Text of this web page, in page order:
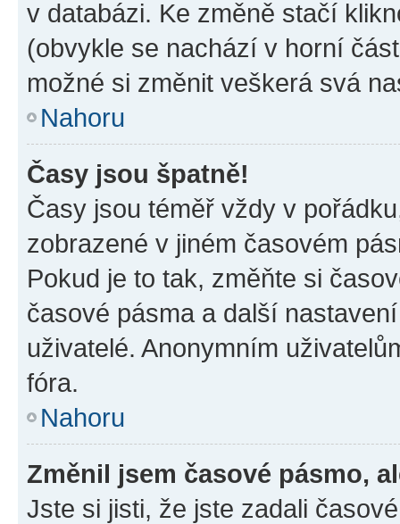
v databázi. Ke změně stačí
(obvykle se nachází v horní
možné si změnit veškerá svá
Nahoru
Časy jsou špatně!
Časy jsou téměř vždy v
zobrazené v jiném časovém
Pokud je to tak, změňte si
časové pásma a další
uživatelé. Anonymním
fóra.
Nahoru
Změnil jsem časové pásmo,
Jste si jisti, že jste zadali